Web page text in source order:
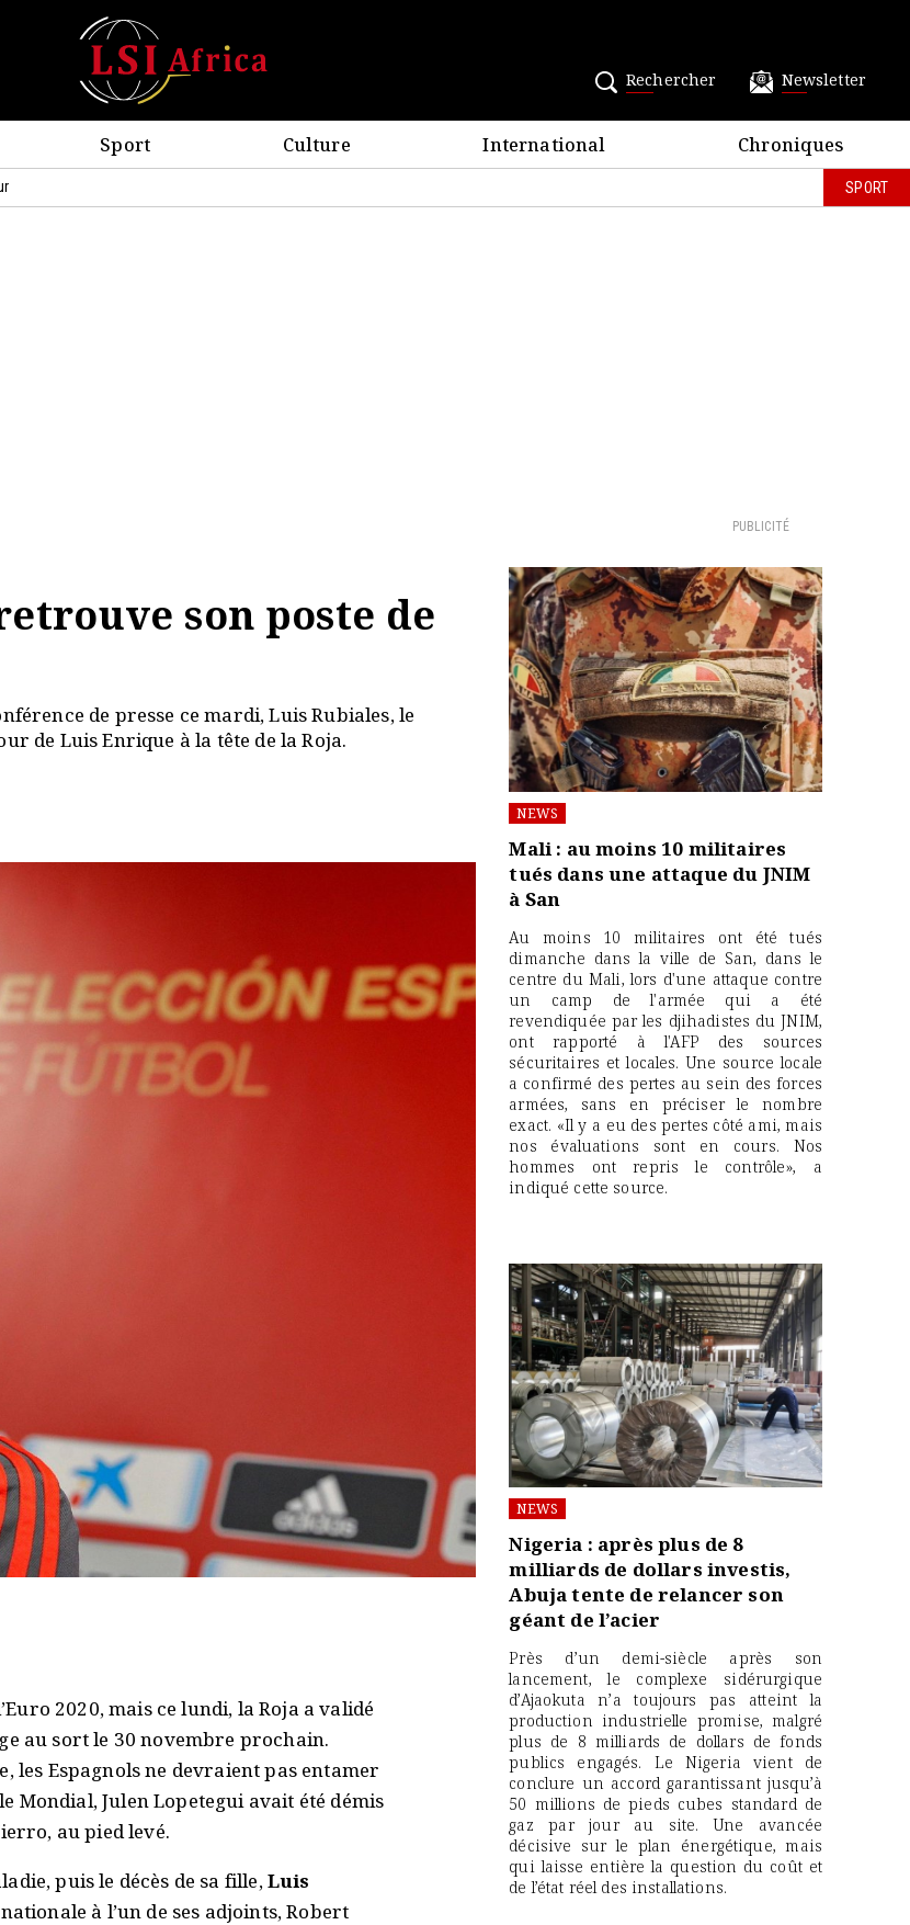
Rechercher Newsletter
Sport Culture International Chroniques
SPORT
PUBLICITÉ
son poste de
de presse ce mardi, Luis Rubiales, le
de Luis Enrique à la tête de la Roja.
2020, mais ce lundi, la Roja a validé
au sort le 30 novembre prochain.
les Espagnols ne devraient pas entamer
Mondial, Julen Lopetegui avait été démis
au pied levé.
puis le décès de sa fille, Luis
à l’un de ses adjoints, Robert
NEWS
Mali : au moins 10 militaires
tués dans une attaque du JNIM
à San
Au moins 10 militaires ont été tués
dimanche dans la ville de San, dans le
centre du Mali, lors d'une attaque contre
un camp de l'armée qui a été
revendiquée par les djihadistes du JNIM,
ont rapporté à l'AFP des sources
sécuritaires et locales. Une source locale
a confirmé des pertes au sein des forces
armées, sans en préciser le nombre
exact. «Il y a eu des pertes côté ami, mais
nos évaluations sont en cours. Nos
hommes ont repris le contrôle», a
indiqué cette source.
NEWS
Nigeria : après plus de 8
milliards de dollars investis,
Abuja tente de relancer son
géant de l’acier
Près d’un demi-siècle après son
lancement, le complexe sidérurgique
d’Ajaokuta n’a toujours pas atteint la
production industrielle promise, malgré
plus de 8 milliards de dollars de fonds
publics engagés. Le Nigeria vient de
conclure un accord garantissant jusqu’à
50 millions de pieds cubes standard de
gaz par jour au site. Une avancée
décisive sur le plan énergétique, mais
qui laisse entière la question du coût et
de l’état réel des installations.